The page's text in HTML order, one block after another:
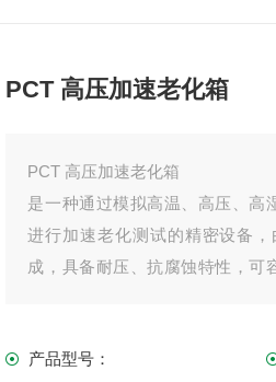
PCT 高压加速老化箱
PCT 高压加速老化箱
是一种通过模拟高温、高压、高
进行加速老化测试的精密设备
成，具备耐压、抗腐蚀特性，可
产品型号：